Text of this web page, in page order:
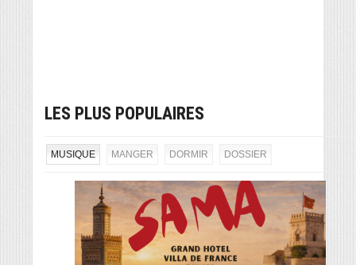
LES PLUS POPULAIRES
MUSIQUE MANGER DORMIR DOSSIER